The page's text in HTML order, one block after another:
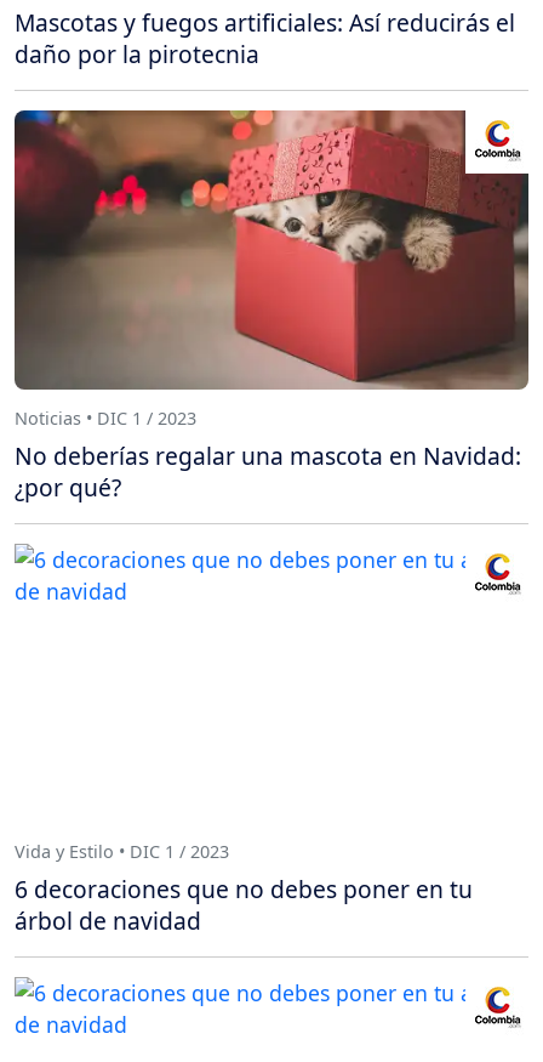
Mascotas y fuegos artificiales: Así reducirás el
daño por la pirotecnia
Noticias • DIC 1 / 2023
No deberías regalar una mascota en Navidad:
¿por qué?
Vida y Estilo • DIC 1 / 2023
6 decoraciones que no debes poner en tu
árbol de navidad